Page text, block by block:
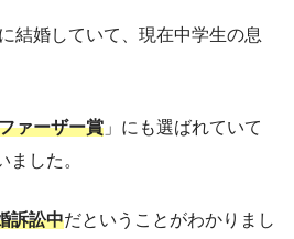
結婚していて、現在中学生の息
ァーザー賞 」にも選ばれていて
した。
訴訟中だということがわかりまし